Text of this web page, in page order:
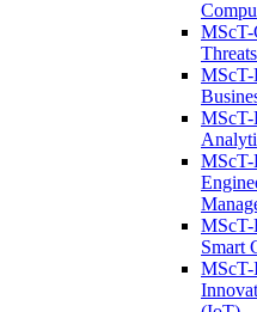
MScT-
MScT-
MScT-
Smart
MScT-